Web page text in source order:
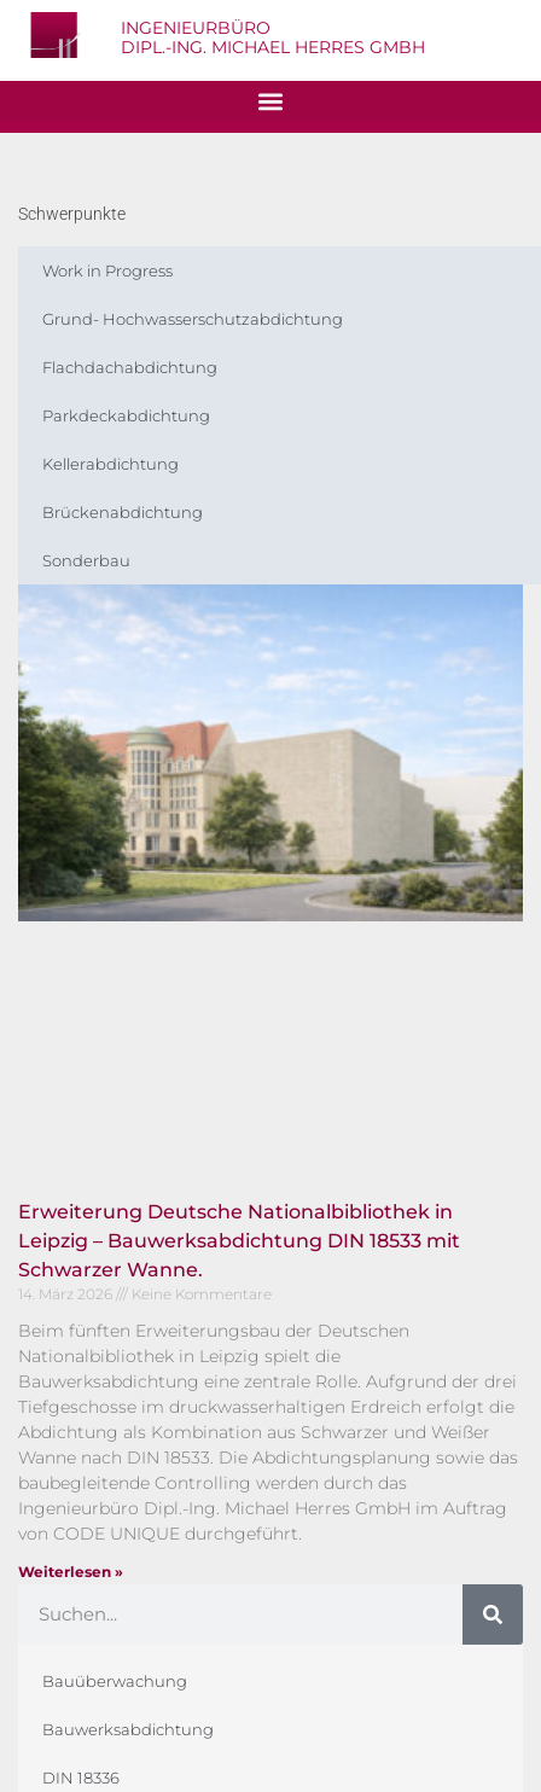
INGENIEURBÜRO
DIPL.-ING. MICHAEL HERRES GMBH
Schwerpunkte
Work in Progress
Grund- Hochwasserschutzabdichtung
Flachdachabdichtung
Parkdeckabdichtung
Kellerabdichtung
Brückenabdichtung
Sonderbau
Erweiterung Deutsche Nationalbibliothek in
Leipzig – Bauwerksabdichtung DIN 18533 mit
Schwarzer Wanne.
14. März 2026 Keine Kommentare
Beim fünften Erweiterungsbau der Deutschen
Nationalbibliothek in Leipzig spielt die
Bauwerksabdichtung eine zentrale Rolle. Aufgrund der drei
Tiefgeschosse im druckwasserhaltigen Erdreich erfolgt die
Abdichtung als Kombination aus Schwarzer und Weißer
Wanne nach DIN 18533. Die Abdichtungsplanung sowie das
baubegleitende Controlling werden durch das
Ingenieurbüro Dipl.-Ing. Michael Herres GmbH im Auftrag
von CODE UNIQUE durchgeführt.
Weiterlesen »
Bauüberwachung
Bauwerksabdichtung
DIN 18336